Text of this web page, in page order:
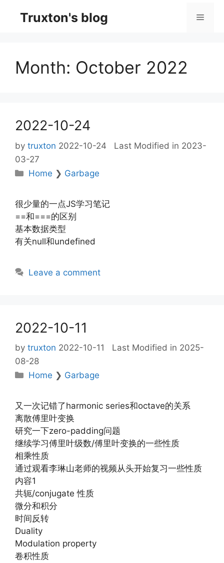
Truxton's blog Menu
Month: October 2022
2022-10-24
by truxton 2022-10-24
Last Modified in 2023-
03-27
Categories
Home ❯ Garbage
很少量的一点JS学习笔记
==和===的区别
基本数据类型
有关null和undefined
Leave a comment
2022-10-11
by truxton 2022-10-11
Last Modified in 2025-
08-28
Categories
Home ❯ Garbage
又一次记错了harmonic series和octave的关系
离散傅里叶变换
研究一下zero-padding问题
继续学习傅里叶级数/傅里叶变换的一些性质
相乘性质
通过观看李琳山老师的视频从头开始复习一些性质
内容1
共轭/conjugate 性质
微分和积分
时间反转
Duality
Modulation property
卷积性质